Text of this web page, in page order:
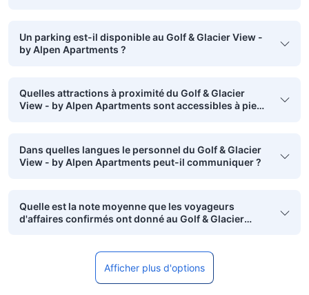
Un parking est-il disponible au Golf & Glacier View -
by Alpen Apartments ?
Quelles attractions à proximité du Golf & Glacier
View - by Alpen Apartments sont accessibles à pied
Dans quelles langues le personnel du Golf & Glacier
View - by Alpen Apartments peut-il communiquer ?
Quelle est la note moyenne que les voyageurs
d'affaires confirmés ont donné au Golf & Glacier
Afficher plus d'options